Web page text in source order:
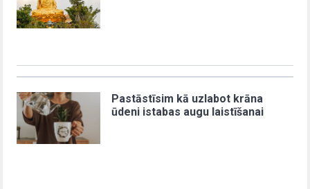
Pastāstīsim kā uzlabot krāna
ūdeni istabas augu laistīšanai